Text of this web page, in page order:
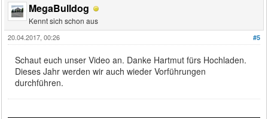
MegaBulldog
Kennt sich schon aus
#5
20.04.2017, 00:26
Schaut euch unser Video an. Danke Hartmut fürs Hochladen.
Dieses Jahr werden wir auch wieder Vorführungen
durchführen.